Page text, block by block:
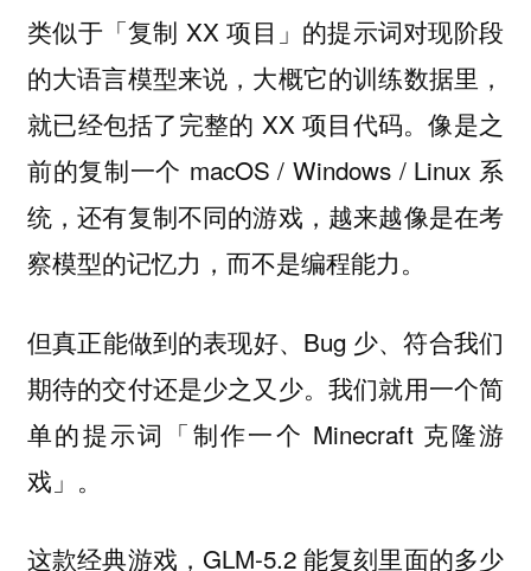
类似于「复制 XX 项目」的提示词对现阶段
的大语言模型来说，大概它的训练数据里，
就已经包括了完整的 XX 项目代码。像是之
前的复制一个 macOS / Windows / Linux 系
统，还有复制不同的游戏，越来越像是在考
察模型的记忆力，而不是编程能力。
但真正能做到的表现好、Bug 少、符合我们
期待的交付还是少之又少。我们就用一个简
单的提示词「制作一个 Minecraft 克隆游
戏」。
这款经典游戏，GLM-5.2 能复刻里面的多少